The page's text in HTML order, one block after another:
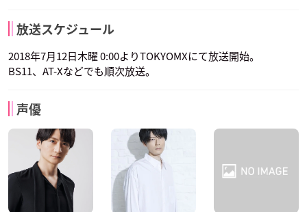
放送スケジュール
2018年7月12日木曜 0:00よりTOKYOMXにて放送開始。
BS11、AT-Xなどでも順次放送。
声優